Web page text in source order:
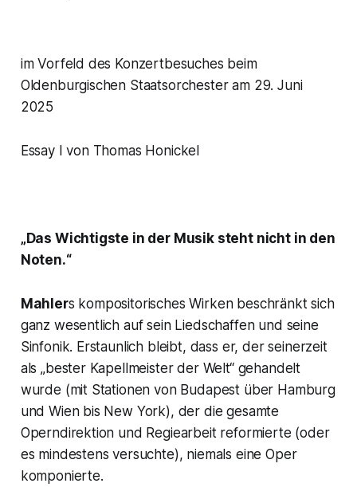
im Vorfeld des Konzertbesuches beim
Oldenburgischen Staatsorchester am 29. Juni
2025
Essay I von Thomas Honickel
„Das Wichtigste in der Musik steht nicht in den
Noten.“
Mahlers kompositorisches Wirken beschränkt sich
ganz wesentlich auf sein Liedschaffen und seine
Sinfonik. Erstaunlich bleibt, dass er, der seinerzeit
als „bester Kapellmeister der Welt“gehandelt
wurde (mit Stationen von Budapest über Hamburg
und Wien bis New York), der die gesamte
Operndirektion und Regiearbeit reformierte (oder
es mindestens versuchte), niemals eine Oper
komponierte.